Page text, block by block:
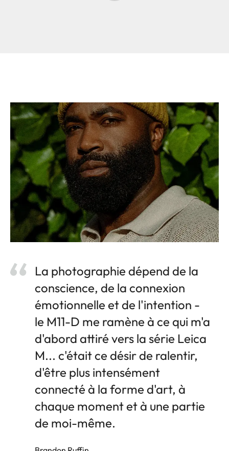
La photographie dépend de la
conscience, de la connexion
émotionnelle et de l'intention -
le M11-D me ramène à ce qui m'a
d'abord attiré vers la série Leica
M... c'était ce désir de ralentir,
d'être plus intensément
connecté à la forme d'art, à
chaque moment et à une partie
de moi-même.